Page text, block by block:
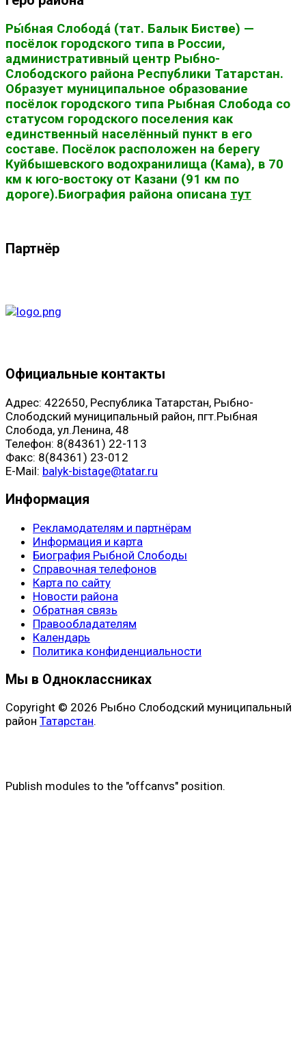
Ры́бная Слобода́ (тат. Балык Бистәсе) —
посёлок городского типа в России,
административный центр Рыбно-
Слободского района Республики Татарстан.
Образует муниципальное образование
посёлок городского типа Рыбная Слобода со
статусом городского поселения как
единственный населённый пункт в его
составе. Посёлок расположен на берегу
Куйбышевского водохранилища (Кама), в 70
км к юго-востоку от Казани (91 км по
дороге).Биография района описана тут
Партнёр
Официальные контакты
Адрес: 422650, Республика Татарстан, Рыбно-
Слободский муниципальный район, пгт.Рыбная
Слобода, ул.Ленина, 48
Телефон: 8(84361) 22-113
Факс: 8(84361) 23-012
E-Mail: balyk-bistage@tatar.ru
Информация
Рекламодателям и партнёрам
Информация и карта
Биография Рыбной Слободы
Справочная телефонов
Карта по сайту
Новости района
Обратная связь
Правообладателям
Календарь
Политика конфиденциальности
Мы в Одноклассниках
Copyright © 2026 Рыбно Слободский муниципальный
район Татарстан.
Publish modules to the "offcanvs" position.